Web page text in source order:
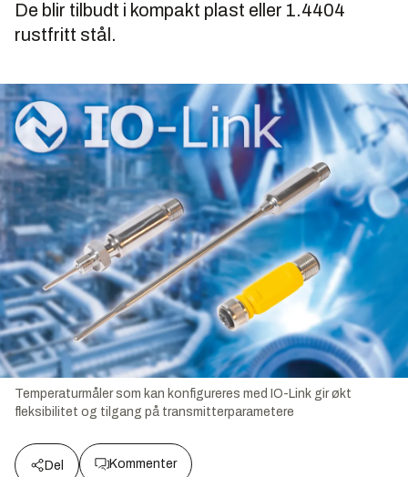
De blir tilbudt i kompakt plast eller 1.4404
rustfritt stål.
Temperaturmåler som kan konfigureres med IO-Link gir økt
fleksibilitet og tilgang på transmitterparametere
Del Kommenter